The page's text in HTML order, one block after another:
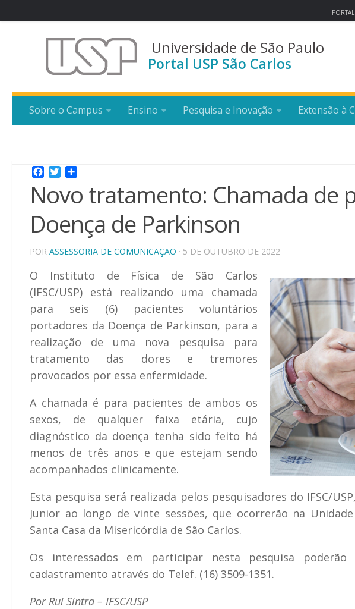
Universidade de São Paulo
Portal USP São Carlos
Sobre o Campus Ensino Pesquisa e Inovação Extensão à
Facebook
Twitter
Novo tratamento: Chamada de
Doença de Parkinson
POR ASSESSORIA DE COMUNICAÇÃO · 5 DE OUTUBRO DE 2022
O Instituto de Física de São Carlos
(IFSC/USP) está realizando uma chamada
para seis (6) pacientes voluntários
portadores da Doença de Parkinson, para a
realização de uma nova pesquisa para
tratamento das dores e tremores
provocados por essa enfermidade.
A chamada é para pacientes de ambos os
sexos, de qualquer faixa etária, cujo
diagnóstico da doença tenha sido feito há
menos de três anos e que estejam sendo
acompanhados clinicamente.
Esta pesquisa será realizada pelos pesquisadores do IFSC/
Junior ao longo de vinte sessões, que ocorrerão na
Santa Casa da Misericórdia de São Carlos.
Os interessados em participar nesta pesquisa
cadastramento através do Telef. (16) 3509-1351.
Por Rui Sintra – IFSC/USP